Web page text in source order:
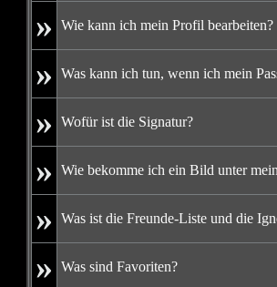
» Wie kann ich mein Profil bearbeiten?
» Was kann ich tun, wenn ich mein
» Wofür ist die Signatur?
» Wie bekomme ich ein Bild unter
» Was ist die Freunde-Liste und die
» Was sind Favoriten?